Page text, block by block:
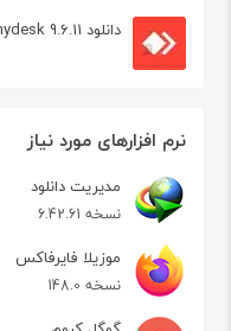
دانلود anydesk 9.6.11 کنترل ویندوز از راه دور
نرم افزارهای مورد نیاز
مدیریت دانلود
نسخه 6.42.61
موزیلا فایرفاکس
نسخه 148.0